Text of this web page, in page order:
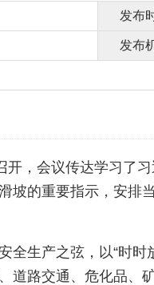
发布
发布
，会议传达学习了
坡的重要指示，安排
全生产之弦，以“时
道路交通、危化品